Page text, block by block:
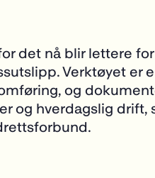
det nå blir lettere
Verktøyet er
og
og hverdagslig drift,